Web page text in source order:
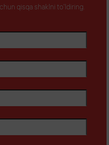
qisqa shaklni to'ldiring.